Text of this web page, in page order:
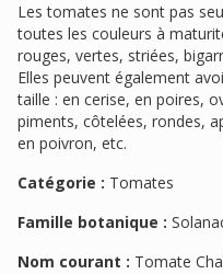
Les tomates ne sont pas
toutes les couleurs à
rouges, vertes, striées,
Elles peuvent également
taille : en cerise, en poires,
piments, côtelées, rondes,
en poivron, etc.
Catégorie : Tomates
Famille botanique :
Nom courant : Tomate